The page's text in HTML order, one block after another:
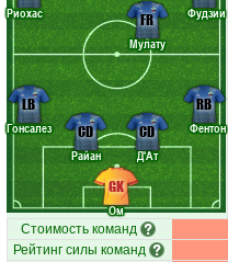
Ом
Гонсалез
Райан
Д'Ат
Фентон
Риохас
Мулату
Фудзии
GK
LB
CD
CD
RB
FR
Стоимость команд
Рейтинг силы команд